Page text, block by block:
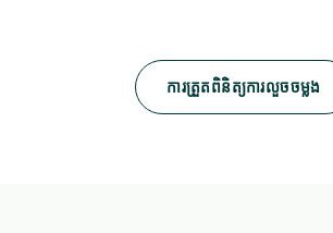
ការត្រួតពិនិត្យការលួចចម្លង